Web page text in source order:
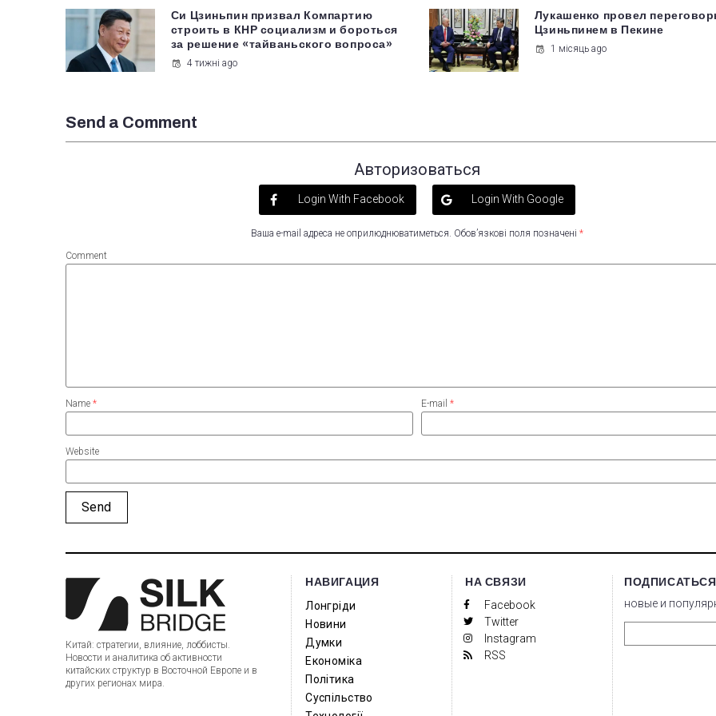
Си Цзиньпин призвал Компартию
строить в КНР социализм и бороться
за решение «тайваньского вопроса»
4 тижні ago
Лукашенко провел
Цзиньпинем в Пекине
1 місяць ago
Send a Comment
Авторизоваться
Login With Facebook Login With Google
Ваша e-mail адреса не оприлюднюватиметься. Обов’язкові поля позначені *
Comment
Name * E-mail *
Website
Китай: стратегии, влияние, лоббисты.
Новости и аналитика об активности
китайских структур в Восточной Европе и в
других регионах мира.
НАВИГАЦИЯ
Лонгріди
Новини
Думки
Економіка
Політика
Суспільство
НА СВЯЗИ
Facebook
Twitter
Instagram
RSS
новые и